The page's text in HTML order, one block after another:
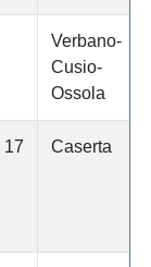
Verbano-
Cusio-
Ossola
17 Caserta